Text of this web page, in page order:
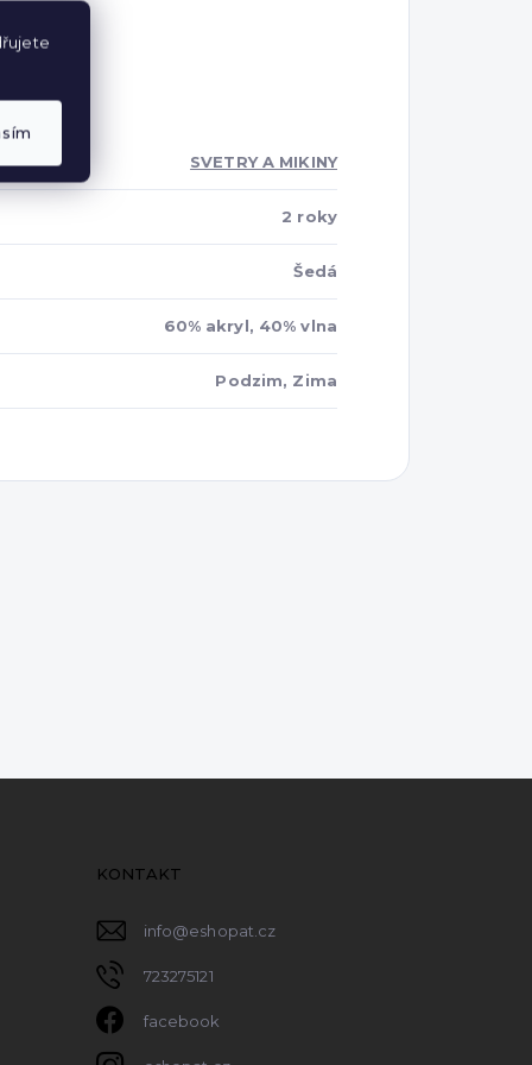
SVETRY A MIKINY
2 roky
Šedá
60% akryl, 40% vlna
Podzim, Zima
KONTAKT
info@eshopat.cz
723275121
facebook